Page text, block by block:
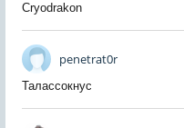
Cryodrakon
penetrat0r
Талассокнус